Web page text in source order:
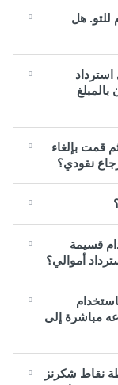
للتو. هل
استرداد
قمت بإلغاء
نقودي؟
قسيمة
أموالي؟
مباشرة إلى
نقاط شكرنز